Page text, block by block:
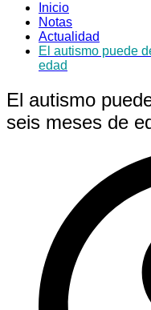
Inicio
Notas
Actualidad
El autismo puede
edad
El autismo
seis meses de